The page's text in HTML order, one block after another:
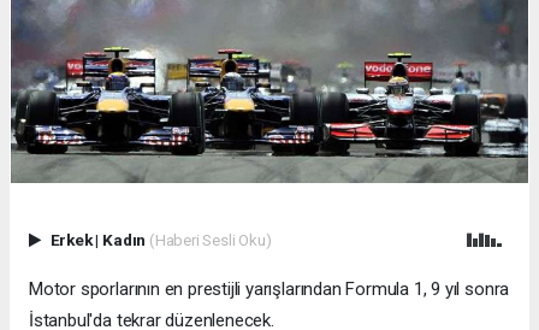
Erkek| Kadın (Haberi Sesli Oku)
Motor sporlarının en prestijli yarışlarından Formula 1, 9 yıl sonra
İstanbul'da tekrar düzenlenecek.